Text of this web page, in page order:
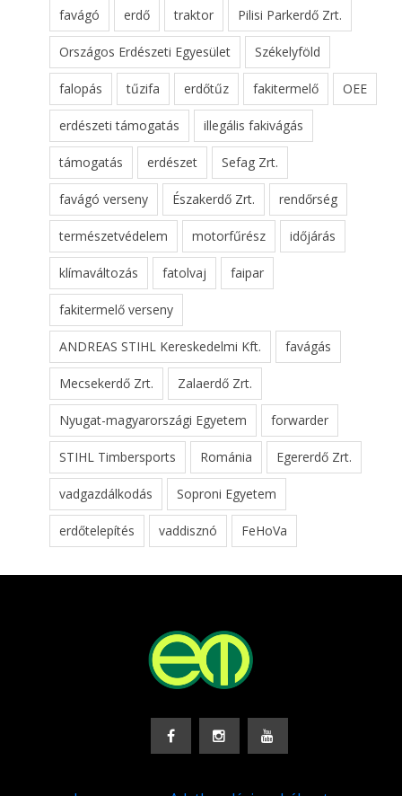
favágó erdő traktor Pilisi Parkerdő Zrt.
Országos Erdészeti Egyesület Székelyföld
falopás tűzifa erdőtűz fakitermelő OEE
erdészeti támogatás illegális fakivágás
támogatás erdészet Sefag Zrt.
favágó verseny Északerdő Zrt. rendőrség
természetvédelem motorfűrész időjárás
klímaváltozás fatolvaj faipar
fakitermelő verseny
ANDREAS STIHL Kereskedelmi Kft. favágás
Mecsekerdő Zrt. Zalaerdő Zrt.
Nyugat-magyarországi Egyetem forwarder
STIHL Timbersports Románia Egererdő Zrt.
vadgazdálkodás Soproni Egyetem
erdőtelepítés vaddisznó FeHoVa